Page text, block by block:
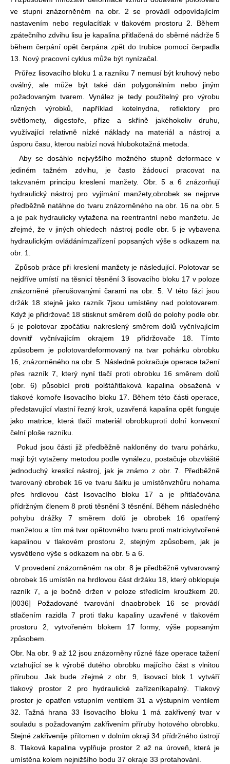
ve stupni znázorněném na obr. 2 se provádí odpovídajícím
nastavením nebo regulacítlak v tlakovém prostoru 2. Během
zpátečního zdvihu lisu je kapalina přitlačená do sběrné nádrže 5
během čerpání opět čerpána zpět do trubice pomocí čerpadla
13. Nový pracovní cyklus může být nynízačal.
Průřez lisovacího bloku 1 a razníku 7 nemusí být kruhový nebo
oválný, ale může být také dán polygonálním nebo jiným
požadovaným tvarem. Vynález je tedy použitelný pro výrobu
různých výrobků, například kotelnydna, reflektory pro
světlomety, digestoře, příze a skříně jakéhokoliv druhu,
využívající relativně nízké náklady na materiál a nástroj a
úsporu času, kterou nabízí nová hlubokotažná metoda.
Aby se dosáhlo nejvyššího možného stupně deformace v
jediném tažném zdvihu, je často žádoucí pracovat na
takzvaném principu kreslení manžety. Obr. 5 a 6 znázorňují
hydraulický nástroj pro vyjímání manžety,obrobek se nejprve
předběžně natáhne do tvaru znázorněného na obr. 16 na obr. 5
a je pak hydraulicky vytažena na reentrantní nebo manžetu. Je
zřejmé, že v jiných ohledech nástroj podle obr. 5 je vybavena
hydraulickým ovládánímzařízení popsaných výše s odkazem na
obr. 1.
Způsob práce při kreslení manžety je následující. Polotovar se
nejdříve umístí na těsnicí těsnění 3 lisovacího bloku 17 v poloze
znázorněné přerušovanými čarami na obr. 5. V této fázi jsou
držák 18 stejně jako razník 7jsou umístěny nad polotovarem.
Když je přidržovač 18 stisknut směrem dolů do polohy podle obr.
5 je polotovar zpočátku nakreslený směrem dolů vyčnívajícím
dovnitř vyčnívajícím okrajem 19 přidržovače 18. Tímto
způsobem je polotovardeformovaný na tvar pohárku obrobku
16, znázorněného na obr. 5. Následně pokračuje operace tažení
přes razník 7, který nyní tlačí proti obrobku 16 směrem dolů
(obr. 6) působící proti polštářitlaková kapalina obsažená v
tlakové komoře lisovacího bloku 17. Během této části operace,
představující vlastní řezný krok, uzavřená kapalina opět funguje
jako matrice, která tlačí materiál obrobkuproti dolní konvexní
čelní ploše razníku.
Pokud jsou části již předběžně nakloněny do tvaru pohárku,
mají být vytaženy metodou podle vynálezu, postačuje obzvláště
jednoduchý kreslicí nástroj, jak je známo z obr. 7. Předběžně
tvarovaný obrobek 16 ve tvaru šálku je umístěnvzhůru nohama
přes hrdlovou část lisovacího bloku 17 a je přitlačována
přídržným členem 8 proti těsnění 3 těsnění. Během následného
pohybu drážky 7 směrem dolů je obrobek 16 opatřený
manžetou a tím má tvar opětovného tvaru proti matricivytvořené
kapalinou v tlakovém prostoru 2, stejným způsobem, jak je
vysvětleno výše s odkazem na obr. 5 a 6.
V provedení znázorněném na obr. 8 je předběžně vytvarovaný
obrobek 16 umístěn na hrdlovou část držáku 18, který obklopuje
razník 7, a je bočně držen v poloze středícím kroužkem 20.
[0036] Požadované tvarování dnaobrobek 16 se provádí
stlačením razidla 7 proti tlaku kapaliny uzavřené v tlakovém
prostoru 2, vytvořeném blokem 17 formy, výše popsaným
způsobem.
Obr. Na obr. 9 až 12 jsou znázorněny různé fáze operace tažení
vztahující se k výrobě dutého obrobku majícího část s vlnitou
přírubou. Jak bude zřejmé z obr. 9, lisovací blok 1 vytváří
tlakový prostor 2 pro hydraulické zařízeníkapalný. Tlakový
prostor je opatřen vstupním ventilem 31 a výstupním ventilem
32. Tažná hrana 33 lisovacího bloku 1 má zakřivený tvar v
souladu s požadovaným zakřivením příruby hotového obrobku.
Stejné zakřiveníje přítomen v dolním okraji 34 přídržného ústrojí
8. Tlaková kapalina vyplňuje prostor 2 až na úroveň, která je
umístěna kolem nejnižšího bodu 37 okraje 33 protahování.